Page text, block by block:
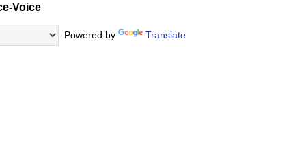
Βουλγάρα έβγαζε για
της μάνας του...... Και
οι δυο γυναίκες είναι
«Βερμούδα» στη
Μύκονο – Ετοίμαζαν
Voice
Powered by Translate